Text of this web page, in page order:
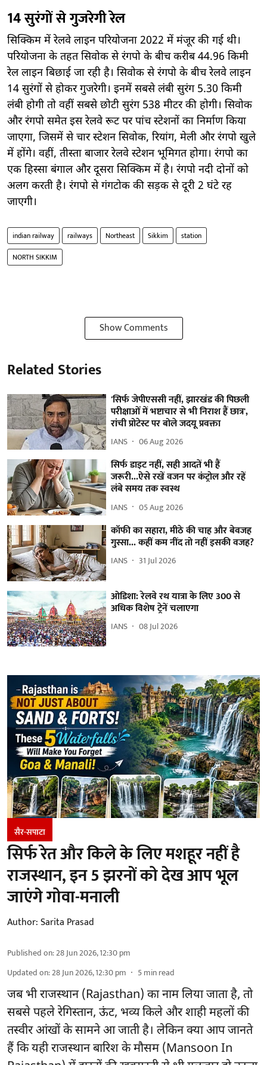
14 सुरंगों से गुजरेगी रेल
सिक्किम में रेलवे लाइन परियोजना 2022 में मंजूर की गई थी।
परियोजना के तहत सिवोक से रंगपो के बीच करीब 44.96 किमी
रेल लाइन बिछाई जा रही है। सिवोक से रंगपो के बीच रेलवे लाइन
14 सुरंगों से होकर गुजरेगी। इनमें सबसे लंबी सुरंग 5.30 किमी
लंबी होगी तो वहीं सबसे छोटी सुरंग 538 मीटर की होगी। सिवोक
और रंगपो समेत इस रेलवे रूट पर पांच स्टेशनों का निर्माण किया
जाएगा, जिसमें से चार स्टेशन सिवोक, रियांग, मेली और रंगपो खुले
में होंगे। वहीं, तीस्ता बाजार रेलवे स्टेशन भूमिगत होगा। रंगपो का
एक हिस्सा बंगाल और दूसरा सिक्किम में है। रंगपो नदी दोनों को
अलग करती है। रंगपो से गंगटोक की सड़क से दूरी 2 घंटे रह
जाएगी।
indian railway railways Northeast Sikkim
station
NORTH SIKKIM
Show Comments
Related Stories
'सिर्फ जेपीएससी नहीं, झारखंड की पिछली
परीक्षाओं में भष्टाचार से भी निराश हैं छात्र',
रांची प्रोटेस्ट पर बोले जदयू प्रवक्ता
IANS 06 Aug 2026
सिर्फ डाइट नहीं, सही आदतें भी हैं
जरूरी...ऐसे रखें वजन पर कंट्रोल और रहें
लंबे समय तक स्वस्थ
IANS 05 Aug 2026
कॉफी का सहारा, मीठे की चाह और बेवजह
गुस्सा... कहीं कम नींद तो नहीं इसकी वजह?
IANS 31 Jul 2026
ओडिशा: रेलवे रथ यात्रा के लिए 300 से
अधिक विशेष ट्रेनें चलाएगा
IANS 08 Jul 2026
सैर-सपाटा
सिर्फ रेत और किले के लिए मशहूर नहीं है
राजस्थान, इन 5 झरनों को देख आप भूल
जाएंगे गोवा-मनाली
Author:Sarita Prasad
Published on:28 Jun 2026, 12:30 pm
Updated on:28 Jun 2026, 12:30 pm 5min read
जब भी राजस्थान (Rajasthan) का नाम लिया जाता है, तो
सबसे पहले रेगिस्तान, ऊंट, भव्य किले और शाही महलों की
तस्वीर आंखों के सामने आ जाती है। लेकिन क्या आप जानते
हैं कि यही राजस्थान बारिश के मौसम (Mansoon In